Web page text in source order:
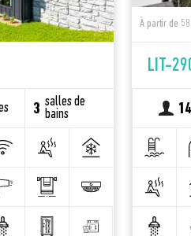
3 salles de
bains
À partir de
LIT-
14